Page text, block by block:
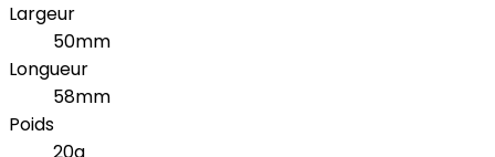
Largeur
50mm
Longueur
58mm
Poids